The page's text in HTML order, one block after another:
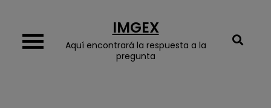
content
IMGEX
Aquí encontrará la respuesta a la
pregunta